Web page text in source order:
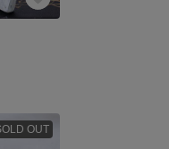
OUT